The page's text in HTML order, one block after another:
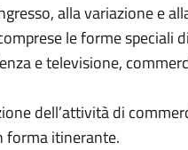
alla variazione e
le forme speciali
e televisione,
dell’attività di
forma itinerante.